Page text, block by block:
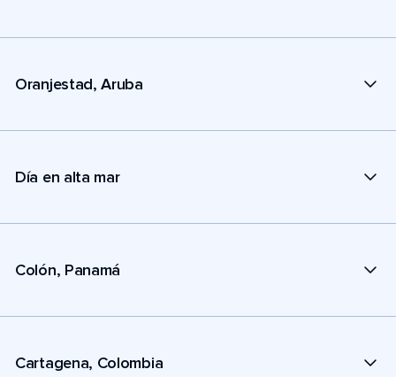
Oranjestad, Aruba
Día en alta mar
Colón, Panamá
Cartagena, Colombia